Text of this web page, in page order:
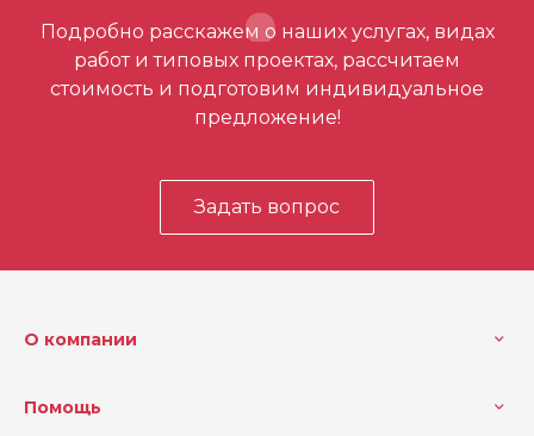
м)
Глубина резки (мм) 38
20
100
Металл прочностью до 70
Цвет. металлы
Отзывов ещё нет – ваш может стать
первым
Подробно расскажем о наших услугах, видах
работ и типовых проектах, рассчитаем
стоимость и подготовим индивидуальное
предложение!
Задать вопрос
О компании
Помощь